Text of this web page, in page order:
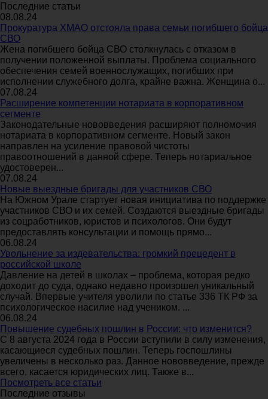
Последние статьи
08.08.24
Прокуратура ХМАО отстояла права семьи погибшего бойца
СВО
Жена погибшего бойца СВО столкнулась с отказом в
получении положенной выплаты. Проблема социального
обеспечения семей военнослужащих, погибших при
исполнении служебного долга, крайне важна. Женщина о...
07.08.24
Расширение компетенции нотариата в корпоративном
сегменте
Законодательные нововведения расширяют полномочия
нотариата в корпоративном сегменте. Новый закон
направлен на усиление правовой чистоты
правоотношений в данной сфере. Теперь нотариальное
удостоверен...
07.08.24
Новые выездные бригады для участников СВО
На Южном Урале стартует новая инициатива по поддержке
участников СВО и их семей. Создаются выездные бригады
из соцработников, юристов и психологов. Они будут
предоставлять консультации и помощь прямо...
06.08.24
Увольнение за издевательства: громкий прецедент в
российской школе
Давление на детей в школах – проблема, которая редко
доходит до суда, однако недавно произошел уникальный
случай. Впервые учителя уволили по статье 336 ТК РФ за
психологическое насилие над учеником. ...
06.08.24
Повышение судебных пошлин в России: что изменится?
С 8 августа 2024 года в России вступили в силу изменения,
касающиеся судебных пошлин. Теперь госпошлины
увеличены в несколько раз. Данное нововведение, прежде
всего, касается юридических лиц. Также в...
Посмотреть все статьи
Последние отзывы